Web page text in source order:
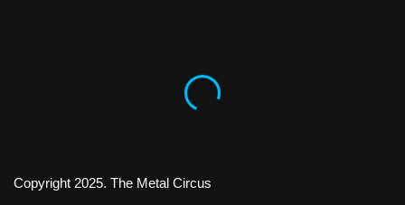
Copyright 2025. The Metal Circus